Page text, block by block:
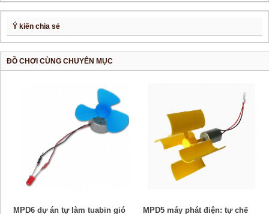
Ý kiến chia sẻ
ĐỒ CHƠI CÙNG CHUYÊN MỤC
MPD6 dự án tự làm tuabin gió
MPD5 máy phát điện: tự chế